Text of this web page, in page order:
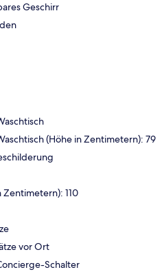
Geschirr
(Höhe in Zentimetern): 79
110
vor Ort
Schalter